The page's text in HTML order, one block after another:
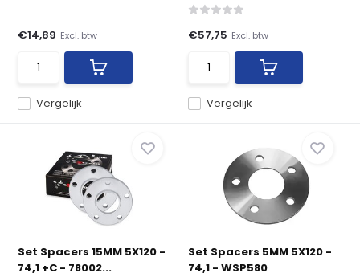
Vergelijk
€14,89 Excl. btw
Vergelijk
€57,75 Excl. btw
Set Spacers 15MM 5X120 -
74,1 +C - 78002...
Set Spacers 5MM 5X120 -
74,1 - WSP580